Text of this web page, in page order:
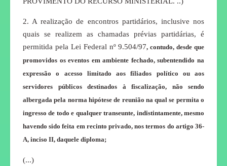
2. A realização de encontros partidários, inclusive nos
quais se realizem as chamadas prévias partidárias, é
permitida pela Lei Federal nº 9.504/97, contudo, desde que
promovidos os eventos em ambiente fechado, subentendido na
expressão o acesso limitado aos filiados político ou aos
servidores públicos destinados à fiscalização, não sendo
albergada pela norma hipótese de reunião na qual se permita o
ingresso de todo e qualquer transeunte, indistintamente, mesmo
havendo sido feita em recinto privado, nos termos do artigo 36-
A, inciso II, daquele diploma;
(...)